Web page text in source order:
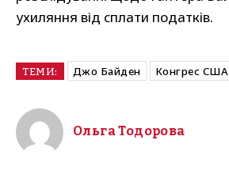
ухиляння від сплати податків.
ТЕМИ: Джо Байден Конгрес США
Ольга Тодорова